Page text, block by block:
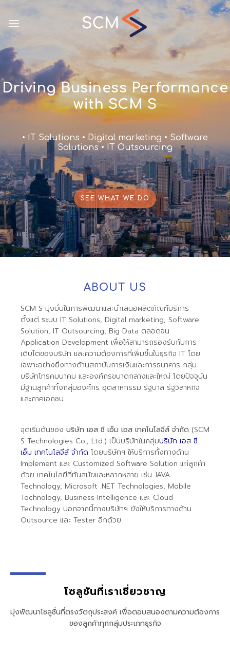
Driving Business Performance
with SCM S
• IT Solutions • Digital marketing • Software
Solutions • IT Outsourcing
SEE WHAT WE DO
ABOUT US
SCM S มุ่งมั่นในการพัฒนาและนำเสนอผลิตภัณฑ์บริการ
ตั้งแต่ ระบบ IT Solutions, Digital marketing, Software
Solution, IT Outsourcing, Big Data ตลอดจน
Application Development เพื่อให้สามารถรองรับกับการ
เติบโตของบริษัท และความต้องการที่เพิ่มขึ้นในธุรกิจ IT โดย
เฉพาะอย่างยิ่งทางด้านสถาบันการเงินและการธนาคาร กลุ่ม
บริษัทโทรคมนาคม และองค์กรขนาดกลางและใหญ่ โดยปัจจุบัน
มีฐานลูกค้าทั้งกลุ่มองค์กร อุตสาหกรรม รัฐบาล รัฐวิสาหกิจ
และภาคเอกชน
จุดเริ่มต้นของ บริษัท เอส ซี เอ็ม เอส เทคโนโลจีส์ จำกัด (SCM
S Technologies Co., Ltd.) เป็นบริษัทในกลุ่มบริษัท เอส ซี
เอ็ม เทคโนโลจีส์ จำกัด โดยบริษัทฯ ให้บริการทั้งทางด้าน
Implement และ Customized Software Solution แก่ลูกค้า
ด้วย เทคโนโลยีที่ทันสมัยและหลากหลาย เช่น JAVA
Technology, Microsoft .NET Technologies, Mobile
Technology, Business Intelligence และ Cloud
Technology นอกจากนี้ทางบริษัทฯ ยังให้บริการทางด้าน
Outsource และ Tester อีกด้วย
โซลูชันที่เราเชี่ยวชาญ
มุ่งพัฒนาโซลูชั่นที่ตรงวัตถุประสงค์ เพื่อตอบสนองตามความต้องการ
ของลูกค้าทุกกลุ่มประเภทธุรกิจ